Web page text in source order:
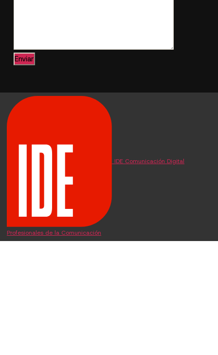
IDE Comunicación Digital
Profesionales de la Comunicación